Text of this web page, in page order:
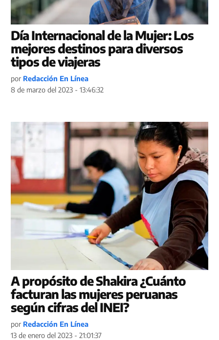
Día Internacional de la Mujer: Los
mejores destinos para diversos
tipos de viajeras
por Redacción En Línea
8 de marzo del 2023 - 13:46:32
A propósito de Shakira ¿Cuánto
facturan las mujeres peruanas
según cifras del INEI?
por Redacción En Línea
13 de enero del 2023 - 21:01:37